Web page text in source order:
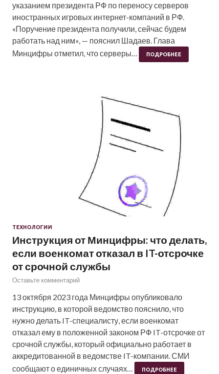
указанием президента РФ по переносу серверов
иностранных игровых интернет-компаний в РФ.
«Поручение президента получили, сейчас будем
работать над ним», — пояснил Шадаев. Глава
Минцифры отметил, что серверы…
ПОДРОБНЕЕ
ТЕХНОЛОГИИ
Инструкция от Минцифры: что делать,
если военкомат отказал в IT-отсрочке
от срочной службы
Оставьте комментарий
13 октября 2023 года Минцифры опубликовало
инструкцию, в которой ведомство пояснило, что
нужно делать IT-специалисту, если военкомат
отказал ему в положенной законом РФ IT-отсрочке от
срочной службы, который официально работает в
аккредитованной в ведомстве IT-компании. СМИ
сообщают о единичных случаях…
ПОДРОБНЕЕ